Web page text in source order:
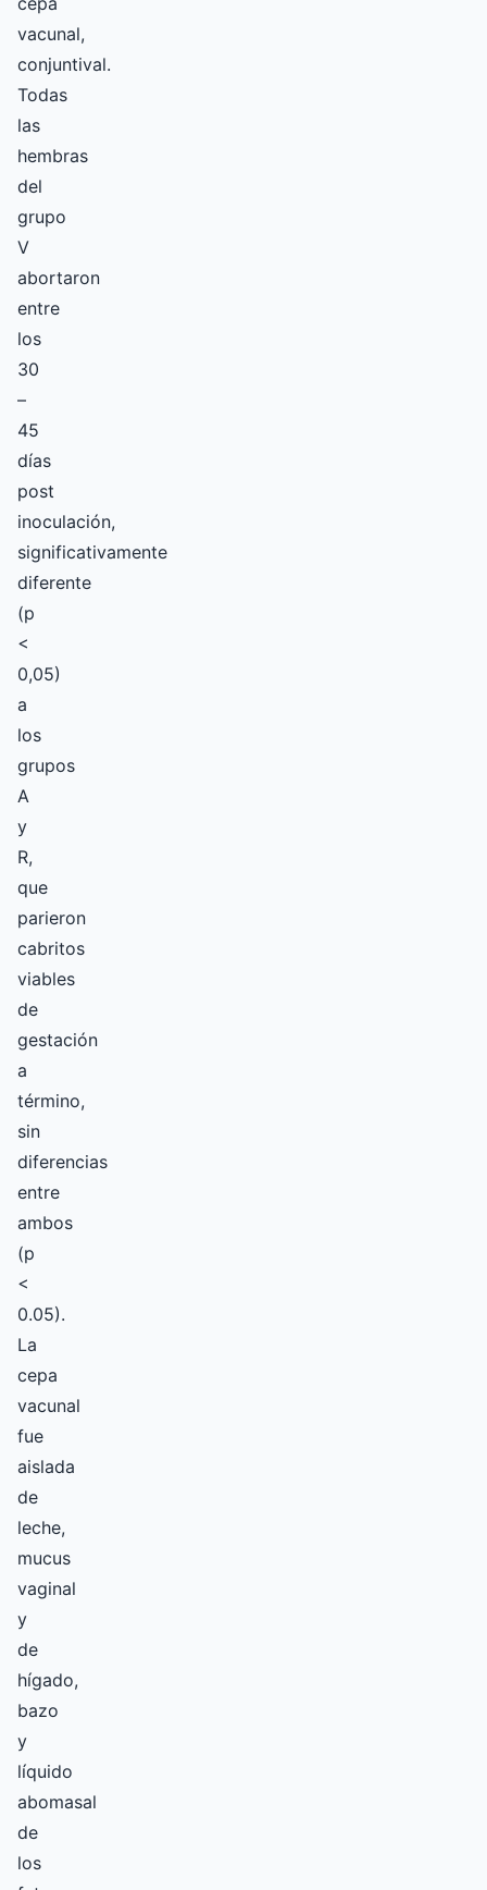
vacunal,
conjuntival.
Todas
las
hembras
del
grupo
V
abortaron
entre
los
30
–
45
días
post
inoculación,
significativamente
diferente
(p
<
0,05)
a
los
grupos
A
y
R,
que
parieron
cabritos
viables
de
gestación
a
término,
sin
diferencias
entre
ambos
(p
<
0.05).
La
cepa
vacunal
fue
aislada
de
leche,
mucus
vaginal
y
de
hígado,
bazo
y
líquido
abomasal
de
los